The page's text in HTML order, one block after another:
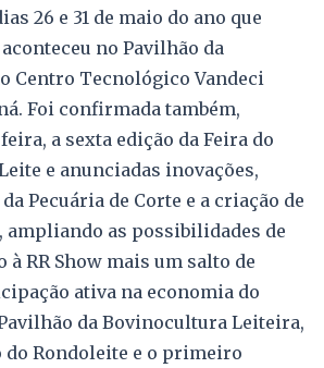
26 e 31 de maio do ano que
no Pavilhão da
Centro Tecnológico Vandeci
Foi confirmada também,
a sexta edição da Feira do
e anunciadas inovações,
Pecuária de Corte e a criação de
ampliando as possibilidades de
à RR Show mais um salto de
ativa na economia do
da Bovinocultura Leiteira,
do Rondoleite e o primeiro